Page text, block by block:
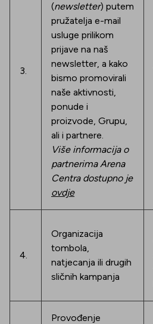
3.
(newsletter) putem
pružatelja e-mail
usluge prilikom
prijave na naš
newsletter, a kako
bismo promovirali
naše aktivnosti,
ponude i
proizvode, Grupu,
ali i partnere.
Više informacija o
partnerima Arena
Centra dostupno je
ovdje
4.
Organizacija
tombola,
natjecanja ili drugih
sličnih kampanja
Provođenje